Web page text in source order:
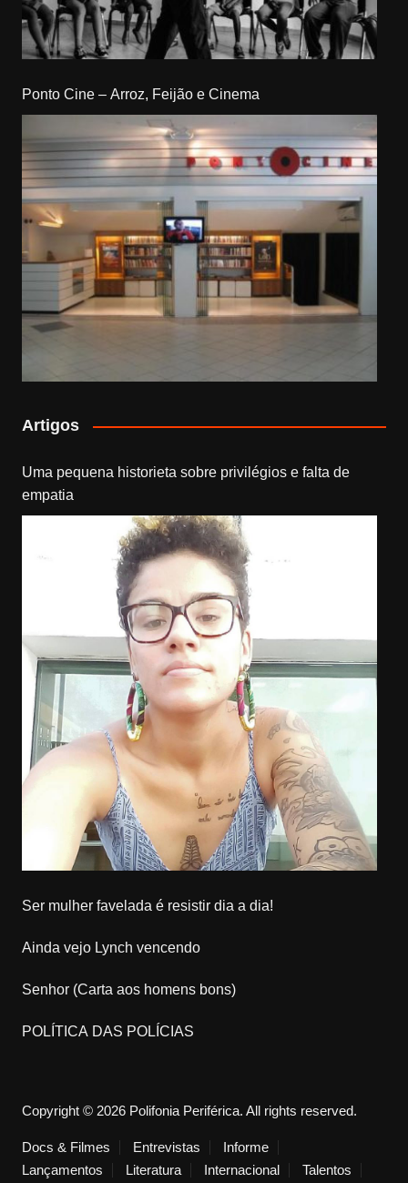
Ponto Cine – Arroz, Feijão e Cinema
Artigos
Uma pequena historieta sobre privilégios e falta de
empatia
Ser mulher favelada é resistir dia a dia!
Ainda vejo Lynch vencendo
Senhor (Carta aos homens bons)
POLÍTICA DAS POLÍCIAS
Copyright © 2026 Polifonia Periférica. All rights reserved.
Docs & Filmes Entrevistas
Informe
Lançamentos
Literatura Internacional Talentos